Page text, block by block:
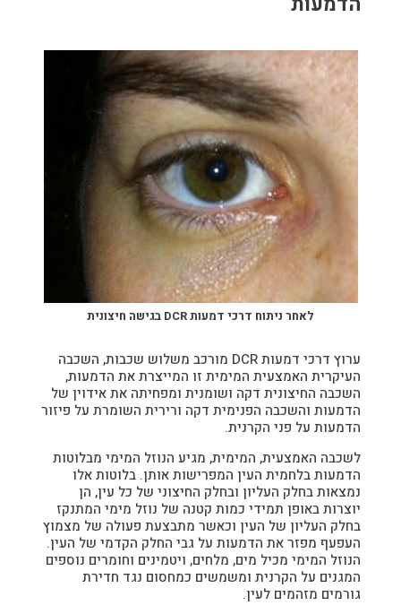
לאחר ניתוח דרכי דמעות DCR ​בגישה חיצונית
ערוץ דרכי דמעות DCR מורכב משלוש שכבות, השכבה
העיקרית האמצעית המימית זו המייצרת את הדמעות,
השכבה החיצונית דקה ושומנית ומפחיתה את אידוין של
הדמעות והשכבה הפנימית דקה ורירית השומרת על פיזור
הדמעות על פני הקרנית.
לשכבה האמצעית, המימית, מגיע הנוזל המימי מבלוטות
הדמעות בלחמית העין המפרישות אותן. בלוטות אלו
נמצאות בחלק העליון ובחלק החיצוני של כל עין, הן
יוצרות באופן תמידי כמות קטנה של נוזל מימי המתנקז
בחלק העליון של העין וכאשר מתבצעת פעולה של מצמוץ
העפעף מפזר את הדמעות על גבי החלק הקדמי של העין.
הנוזל המימי מכיל מים, מלחים, ויטמינים וחומרים נוספים
המגנים על הקרנית ומשמשים כמחסום נגד חדירת
גורמים מזהמים לעין.